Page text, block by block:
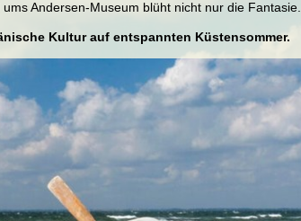
Andersen-Museum blüht nicht nur die Fantasie.
Kultur auf entspannten Küstensommer.